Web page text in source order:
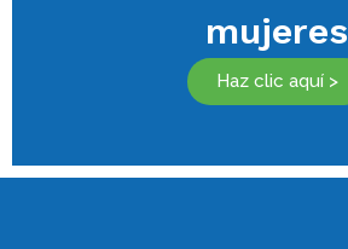
mujeres
Haz clic aquí >